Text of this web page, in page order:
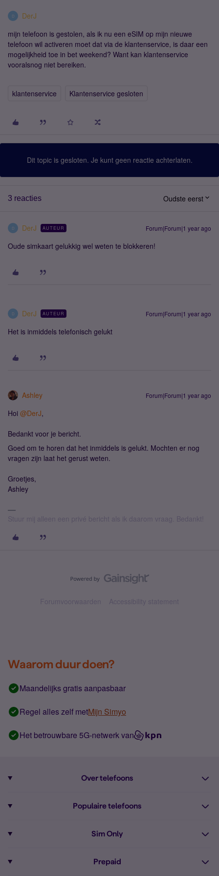
D
DerJ
mijn telefoon is gestolen, als ik nu een eSIM op mijn nieuwe
telefoon wil activeren moet dat via de klantenservice, is daar een
mogelijkheid toe in bet weekend? Want kan klantenservice
vooralsnog niet bereiken.
klantenservice Klantenservice gesloten
Dit topic is gesloten. Je kunt geen reactie achterlaten.
3 reacties Oudste eerst
D DerJ AUTEUR Forum|Forum|1 year ago
Oude simkaart gelukkig wel weten te blokkeren!
D DerJ AUTEUR Forum|Forum|1 year ago
Het is inmiddels telefonisch gelukt
Ashley Forum|Forum|1 year ago
Hoi @DerJ,
Bedankt voor je bericht.
Goed om te horen dat het inmiddels is gelukt. Mochten er nog
vragen zijn laat het gerust weten.
Groetjes,
Ashley
Stuur mij alleen een privé bericht als ik daarom vraag. Bedankt!
Forumvoorwaarden Accessibility statement
Waarom duur doen?
Maandelijks gratis aanpasbaar
Regel alles zelf metMijn Simyo
Het betrouwbare 5G-netwerk van
Over telefoons
Alle telefoons
Populaire telefoons
iPhone 16
Sim Only
Prepaid